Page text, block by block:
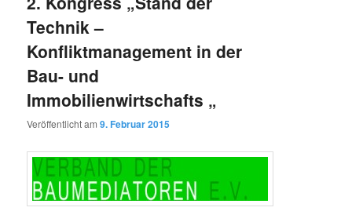
Technik –
Konfliktmanagement in der
Bau- und
Immobilienwirtschafts „
Veröffentlicht am9. Februar 2015